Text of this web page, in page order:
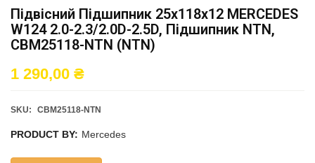
Підвісний Підшипник 25x118x12 MERCEDES
W124 2.0-2.3/2.0D-2.5D, Підшипник NTN,
CBM25118-NTN (NTN)
1 290,00 ₴
SKU: CBM25118-NTN
PRODUCT BY: Mercedes